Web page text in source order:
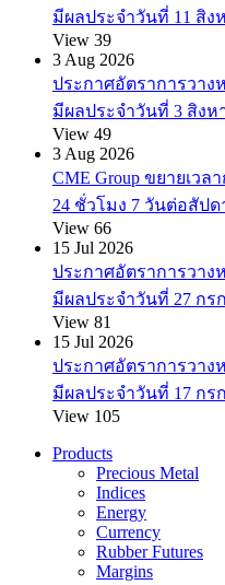
มีผลประจำวันที่ 11 สิง
View 39
3 Aug 2026
ประกาศอัตราการวา
มีผลประจำวันที่ 3 สิงห
View 49
3 Aug 2026
CME Group ขยายเวล
24 ชั่วโมง 7 วันต่อสัปด
View 66
15 Jul 2026
ประกาศอัตราการวา
มีผลประจำวันที่ 27 กร
View 81
15 Jul 2026
ประกาศอัตราการวา
มีผลประจำวันที่ 17 กร
View 105
Products
Precious Metal
Indices
Energy
Currency
Rubber Futures
Margins